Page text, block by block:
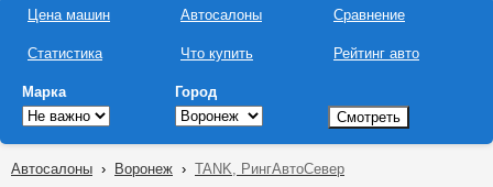
Цена машин
Статистика
Автосалоны
Что купить
Сравнение
Рейтинг авто
Марка Город
Автосалоны › Воронеж › TANK, РингАвтоСевер